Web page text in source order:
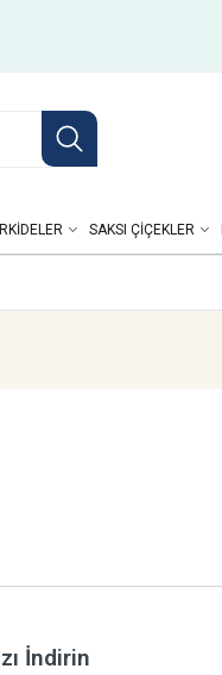
SAKSI ÇIÇEKLER
İndirin